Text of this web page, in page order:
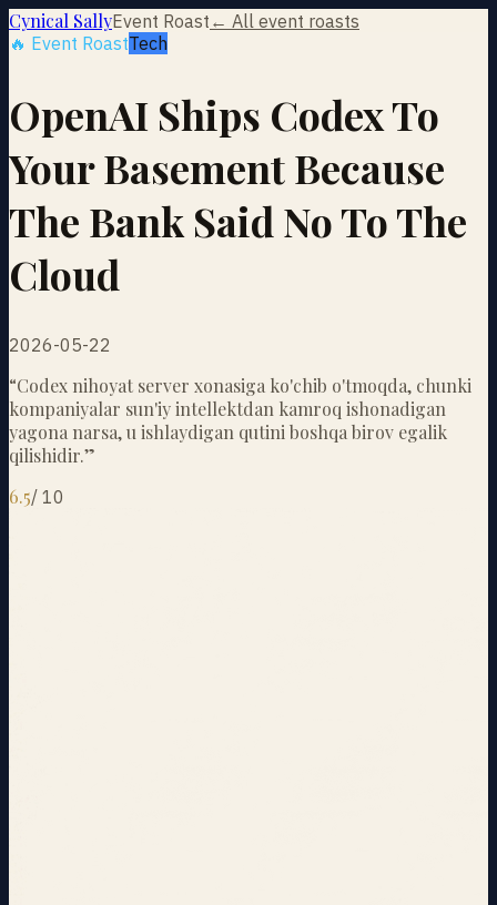
Cynical SallyEvent Roast ← All event roasts
🔥 Event RoastTech
OpenAI Ships Codex To
Your Basement Because
The Bank Said No To The
Cloud
2026-05-22
“Codex nihoyat server xonasiga ko'chib o'tmoqda, chunki
kompaniyalar sun'iy intellektdan kamroq ishonadigan
yagona narsa, u ishlaydigan qutini boshqa birov egalik
qilishidir.”
6.5/ 10